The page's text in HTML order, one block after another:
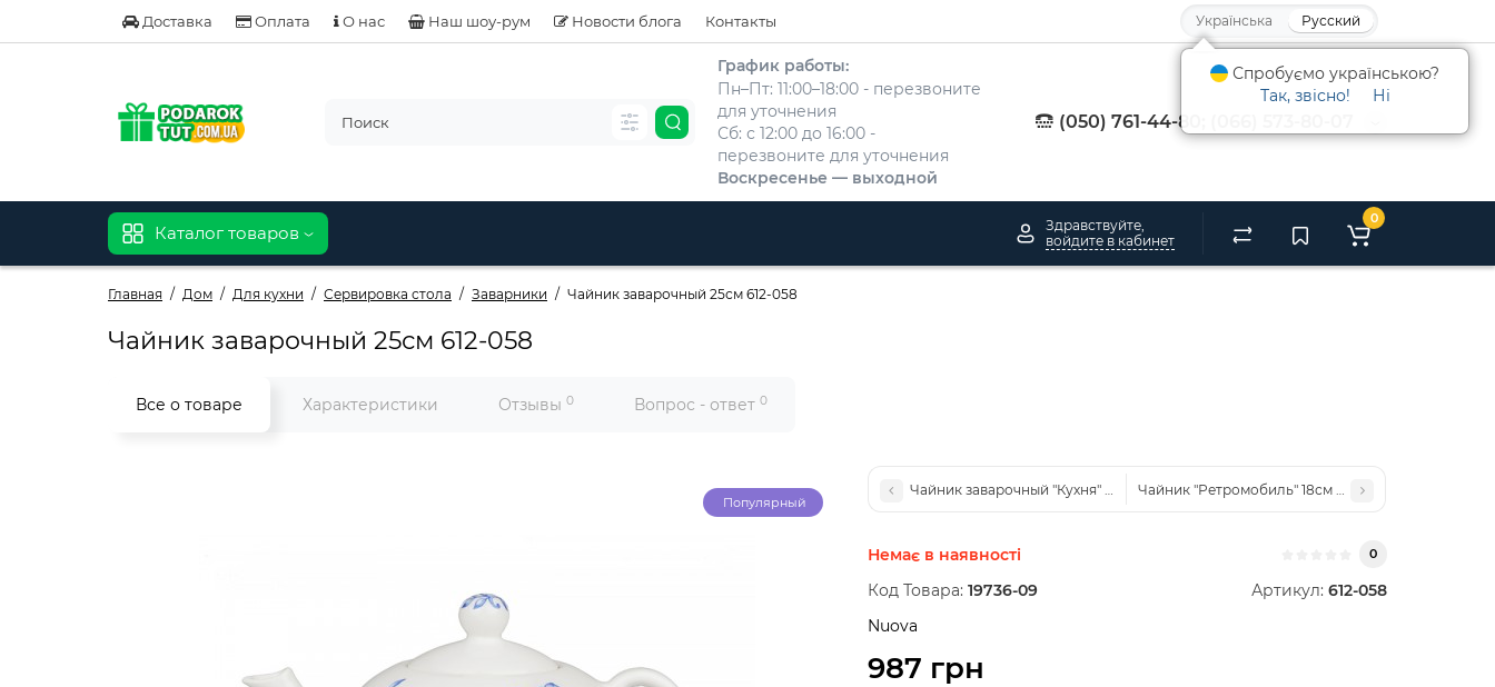
Доставка Оплата О нас Наш шоу-рум Новости блога Контакты Українська Русский
График работы:
Пн–Пт: 11:00–18:00 - перезвоните
для уточнения
Сб: с 12:00 до 16:00 -
перезвоните для уточнения
Воскресенье — выходной
(050) 761-44-80; (066) 573-80-07
Каталог товаров
Здравствуйте,
войдите в кабинет
0
Главная Дом Для кухни Сервировка стола Заварники Чайник заварочный 25см 612-058
Чайник заварочный 25см 612-058
Все о товаре Характеристики Отзывы 0 Вопрос - ответ 0
Популярный
Чайник заварочный "Кухня" 800мл 59-325Чайник "Ретромобиль" 18см 59-329
Немає в наявності 0
Код Товара: 19736-09 Артикул: 612-058
Nuova
987 грн
Спробуємо українською?
Так, звісно!
Ні